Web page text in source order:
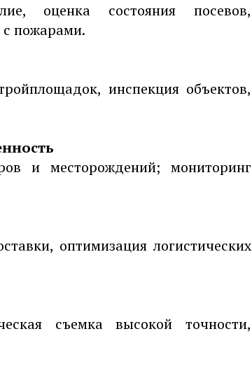
оценка состояния посевов,
с пожарами.
инспекция объектов,
и месторождений; мониторинг
оптимизация логистических
съемка высокой точности,